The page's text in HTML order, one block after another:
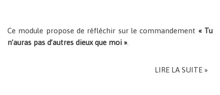
Ce module propose de réfléchir sur le commandement « Tu
n’auras pas d’autres dieux que moi »
LIRE LA SUITE »